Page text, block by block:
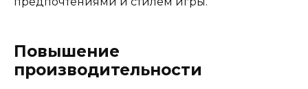
Повышение
производительности